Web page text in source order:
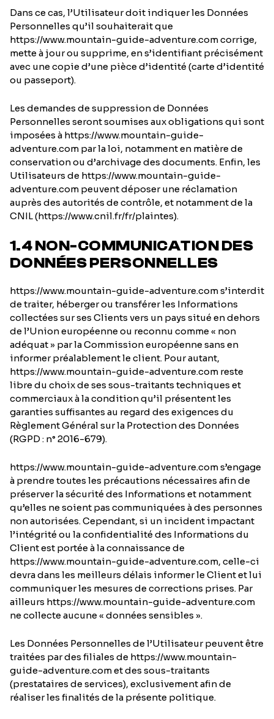
Dans ce cas, l’Utilisateur doit indiquer les Données
Personnelles qu’il souhaiterait que
https://www.mountain-guide-adventure.com corrige,
mette à jour ou supprime, en s’identifiant précisément
avec une copie d’une pièce d’identité (carte d’identité
ou passeport).
Les demandes de suppression de Données
Personnelles seront soumises aux obligations qui sont
imposées à https://www.mountain-guide-
adventure.com par la loi, notamment en matière de
conservation ou d’archivage des documents. Enfin, les
Utilisateurs de https://www.mountain-guide-
adventure.com peuvent déposer une réclamation
auprès des autorités de contrôle, et notamment de la
CNIL (https://www.cnil.fr/fr/plaintes).
1.4 NON-COMMUNICATION DES
DONNÉES PERSONNELLES
https://www.mountain-guide-adventure.com s’interdit
de traiter, héberger ou transférer les Informations
collectées sur ses Clients vers un pays situé en dehors
de l’Union européenne ou reconnu comme « non
adéquat » par la Commission européenne sans en
informer préalablement le client. Pour autant,
https://www.mountain-guide-adventure.com reste
libre du choix de ses sous-traitants techniques et
commerciaux à la condition qu’il présentent les
garanties suffisantes au regard des exigences du
Règlement Général sur la Protection des Données
(RGPD : n° 2016-679).
https://www.mountain-guide-adventure.com s’engage
à prendre toutes les précautions nécessaires afin de
préserver la sécurité des Informations et notamment
qu’elles ne soient pas communiquées à des personnes
non autorisées. Cependant, si un incident impactant
l’intégrité ou la confidentialité des Informations du
Client est portée à la connaissance de
https://www.mountain-guide-adventure.com, celle-ci
devra dans les meilleurs délais informer le Client et lui
communiquer les mesures de corrections prises. Par
ailleurs https://www.mountain-guide-adventure.com
ne collecte aucune « données sensibles ».
Les Données Personnelles de l’Utilisateur peuvent être
traitées par des filiales de https://www.mountain-
guide-adventure.com et des sous-traitants
(prestataires de services), exclusivement afin de
réaliser les finalités de la présente politique.